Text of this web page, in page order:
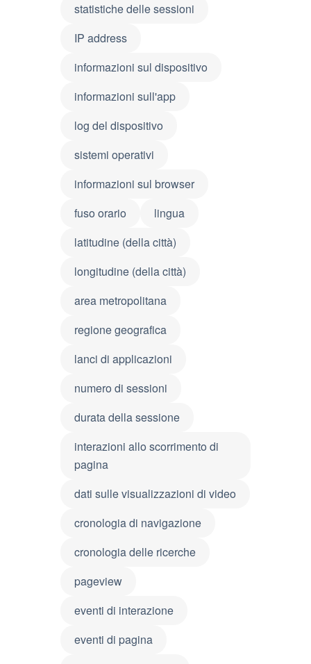
statistiche delle sessioni
IP address
informazioni sul dispositivo
informazioni sull'app
log del dispositivo
sistemi operativi
informazioni sul browser
fuso orario
lingua
latitudine (della città)
longitudine (della città)
area metropolitana
regione geografica
lanci di applicazioni
numero di sessioni
durata della sessione
interazioni allo scorrimento di
pagina
dati sulle visualizzazioni di video
cronologia di navigazione
cronologia delle ricerche
pageview
eventi di interazione
eventi di pagina